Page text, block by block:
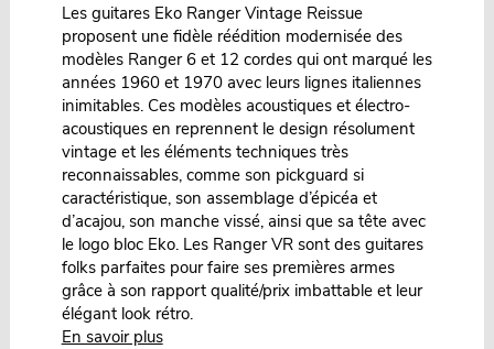
Les guitares Eko Ranger Vintage Reissue
proposent une fidèle réédition modernisée des
modèles Ranger 6 et 12 cordes qui ont marqué les
années 1960 et 1970 avec leurs lignes italiennes
inimitables. Ces modèles acoustiques et électro-
acoustiques en reprennent le design résolument
vintage et les éléments techniques très
reconnaissables, comme son pickguard si
caractéristique, son assemblage d’épicéa et
d’acajou, son manche vissé, ainsi que sa tête avec
le logo bloc Eko. Les Ranger VR sont des guitares
folks parfaites pour faire ses premières armes
grâce à son rapport qualité/prix imbattable et leur
élégant look rétro.
En savoir plus